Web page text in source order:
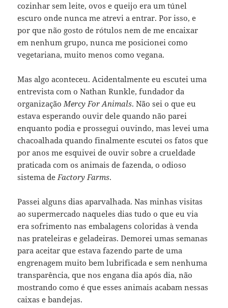
cozinhar sem leite, ovos e queijo era um túnel
escuro onde nunca me atrevi a entrar. Por isso, e
por que não gosto de rótulos nem de me encaixar
em nenhum grupo, nunca me posicionei como
vegetariana, muito menos como vegana.
Mas algo aconteceu. Acidentalmente eu escutei uma
entrevista com o Nathan Runkle, fundador da
organizaçãoMercy For Animals. Não sei o que eu
estava esperando ouvir dele quando não parei
enquanto podia e prossegui ouvindo, mas levei uma
chacoalhada quando finalmente escutei os fatos que
por anos me esquivei de ouvir sobre a crueldade
praticada com os animais de fazenda, o odioso
sistema deFactory Farms.
Passei alguns dias aparvalhada. Nas minhas visitas
ao supermercado naqueles dias tudo o que eu via
era sofrimento nas embalagens coloridas à venda
nas prateleiras e geladeiras. Demorei umas semanas
para aceitar que estava fazendo parte de uma
engrenagem muito bem lubrificada e sem nenhuma
transparência, que nos engana dia após dia, não
mostrando como é que esses animais acabam nessas
caixas e bandejas.